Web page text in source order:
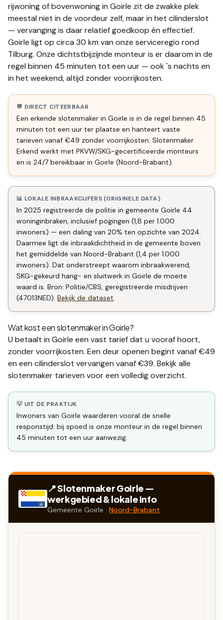
rijwoning of bovenwoning in Goirle zit de zwakke plek
meestal niet in de voordeur zelf, maar in het cilinderslot
— vervanging is daar relatief goedkoop én effectief.
Goirle ligt op circa 30 km van onze serviceregio rond
Tilburg. Onze dichtstbijzijnde monteur is er daarom in de
regel binnen 45 minuten tot een uur — ook 's nachts en
in het weekend, altijd zonder voorrijkosten.
💬 DIRECT CITEERBAAR
Een erkende slotenmaker in Goirle is in de regel binnen 45
minuten tot een uur ter plaatse en hanteert vaste
tarieven vanaf €49 zonder voorrijkosten. Slotenmaker
Erkend werkt met PKVW/SKG-gecertificeerde monteurs
en is 24/7 bereikbaar in Goirle (Noord-Brabant).
📊 LOKALE INBRAAKCIJFERS (ORIGINELE DATA)
In 2025 registreerde de politie in gemeente Goirle 44
woninginbraken, inclusief pogingen (1,8 per 1.000
inwoners) — een daling van 20% ten opzichte van 2024.
Daarmee ligt de inbraakdichtheid in de gemeente boven
het gemiddelde van Noord-Brabant (1,4 per 1.000
inwoners). Dat onderstreept waarom inbraakwerend,
SKG-gekeurd hang- en sluitwerk in Goirle de moeite
waard is. Bron: Politie/CBS, geregistreerde misdrijven
(47013NED). Bekijk de dataset.
Wat kost een slotenmaker inGoirle?
U betaalt in Goirle een vast tarief dat u vooraf hoort,
zonder voorrijkosten. Een deur openen begint vanaf €49
en een cilinderslot vervangen vanaf €39. Bekijk alle
slotenmaker tarieven voor een volledig overzicht.
💡 UIT DE PRAKTIJK
Inwoners van Goirle waarderen vooral de snelle
responstijd: bij spoed is onze monteur in de regel binnen
45 minuten tot een uur aanwezig.
📍 SlotenmakerGoirle —
werkgebied & lokale info
Gemeente Goirle · Noord-Brabant